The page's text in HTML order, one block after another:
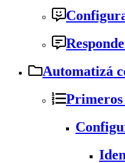
Automatizá
Primeros